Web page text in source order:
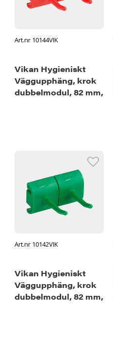
Art.nr 10144VIK
Vikan Hygieniskt
Väggupphäng, krok
dubbelmodul, 82 mm,
Art.nr 10142VIK
Vikan Hygieniskt
Väggupphäng, krok
dubbelmodul, 82 mm,